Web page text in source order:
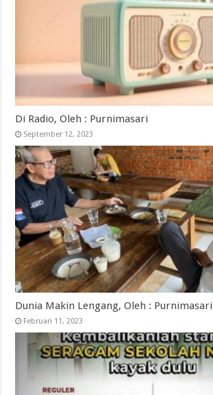
Di Radio, Oleh : Purnimasari
September 12, 2023
Dunia Makin Lengang, Oleh : Purnimasari
Februari 11, 2023